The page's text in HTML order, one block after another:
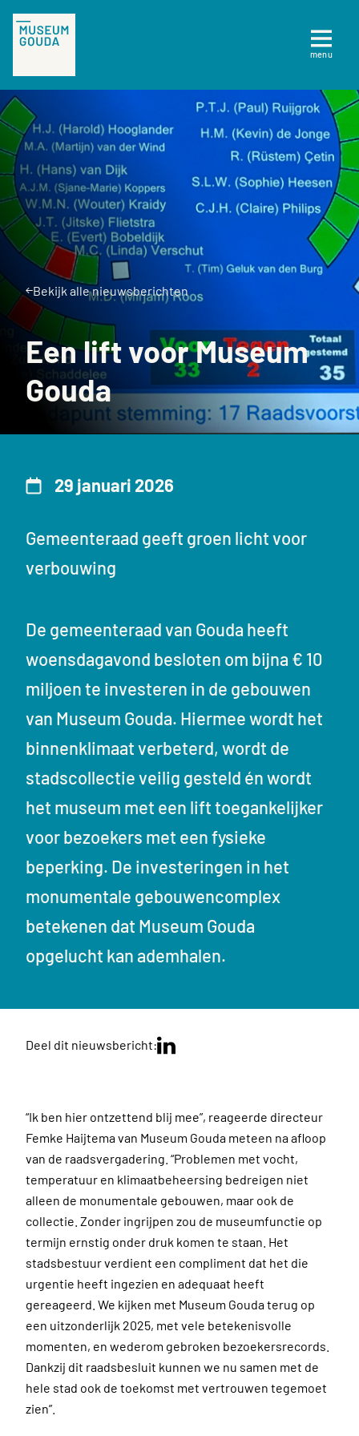
menu
Tickets
Sluiten
Plan je bezoek
Te zien en te doen
Collectie
Over Museum Gouda
Bekijk alle nieuwsberichten
Een lift voor Museum
Gouda
29 januari 2026
Gemeenteraad geeft groen licht voor
verbouwing
De gemeenteraad van Gouda heeft
woensdagavond besloten om bijna € 10
miljoen te investeren in de gebouwen
van Museum Gouda. Hiermee wordt het
binnenklimaat verbeterd, wordt de
stadscollectie veilig gesteld én wordt
het museum met een lift toegankelijker
voor bezoekers met een fysieke
beperking. De investeringen in het
monumentale gebouwencomplex
betekenen dat Museum Gouda
opgelucht kan ademhalen.
Deel dit nieuwsbericht:
“Ik ben hier ontzettend blij mee”, reageerde directeur
Femke Haijtema van Museum Gouda meteen na afloop
van de raadsvergadering. “Problemen met vocht,
temperatuur en klimaatbeheersing bedreigen niet
alleen de monumentale gebouwen, maar ook de
collectie. Zonder ingrijpen zou de museumfunctie op
termijn ernstig onder druk komen te staan. Het
stadsbestuur verdient een compliment dat het die
urgentie heeft ingezien en adequaat heeft
gereageerd. We kijken met Museum Gouda terug op
een uitzonderlijk 2025, met vele betekenisvolle
momenten, en wederom gebroken bezoekersrecords.
Dankzij dit raadsbesluit kunnen we nu samen met de
hele stad ook de toekomst met vertrouwen tegemoet
zien”.